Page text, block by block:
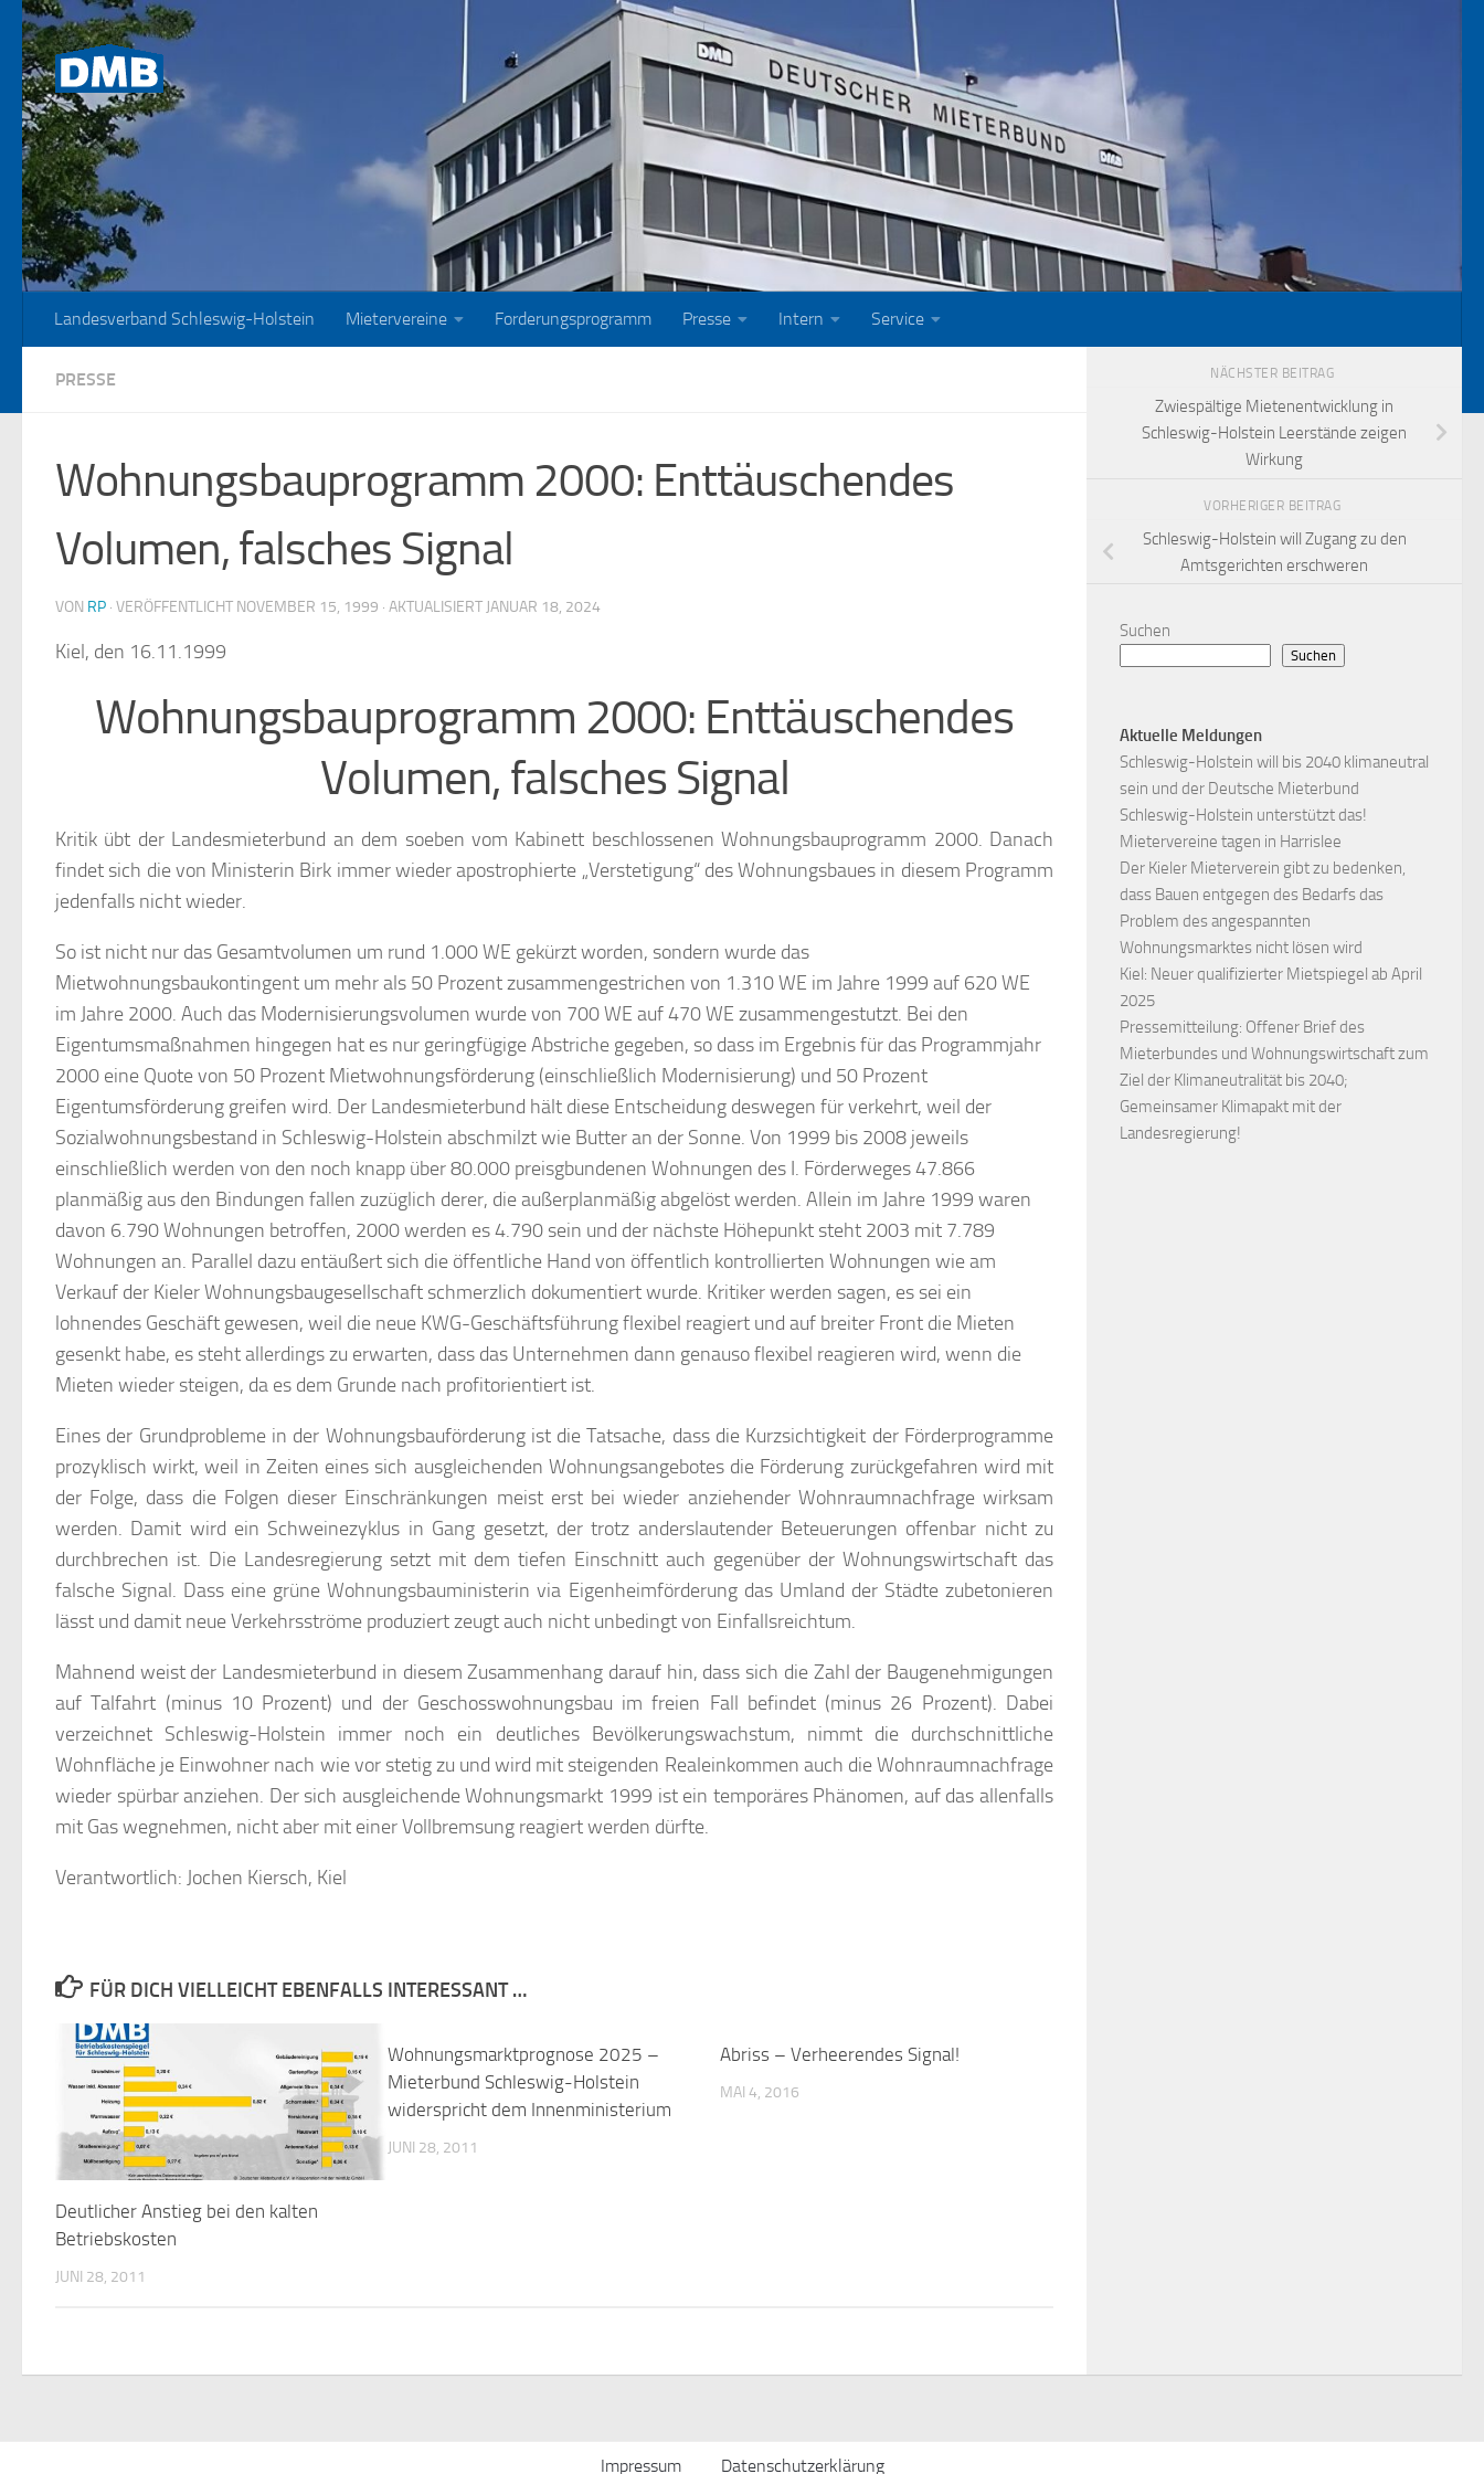
Zum Inhalt springen
Landesverband Schleswig-Holstein Mietervereine Forderungsprogramm Presse Intern Service
PRESSE
Wohnungsbauprogramm 2000: Enttäuschendes
Volumen, falsches Signal
VON RP · VERÖFFENTLICHT NOVEMBER 15, 1999 · AKTUALISIERT JANUAR 18, 2024
Kiel, den 16.11.1999
Wohnungsbauprogramm 2000: Enttäuschendes
Volumen, falsches Signal
Kritik übt der Landesmieterbund an dem soeben vom Kabinett beschlossenen Wohnungsbauprogramm 2000. Danach
findet sich die von Ministerin Birk immer wieder apostrophierte „Verstetigung“ des Wohnungsbaues in diesem Programm
jedenfalls nicht wieder.
So ist nicht nur das Gesamtvolumen um rund 1.000 WE gekürzt worden, sondern wurde das
Mietwohnungsbaukontingent um mehr als 50 Prozent zusammengestrichen von 1.310 WE im Jahre 1999 auf 620 WE
im Jahre 2000. Auch das Modernisierungsvolumen wurde von 700 WE auf 470 WE zusammengestutzt. Bei den
Eigentumsmaßnahmen hingegen hat es nur geringfügige Abstriche gegeben, so dass im Ergebnis für das Programmjahr
2000 eine Quote von 50 Prozent Mietwohnungsförderung (einschließlich Modernisierung) und 50 Prozent
Eigentumsförderung greifen wird. Der Landesmieterbund hält diese Entscheidung deswegen für verkehrt, weil der
Sozialwohnungsbestand in Schleswig-Holstein abschmilzt wie Butter an der Sonne. Von 1999 bis 2008 jeweils
einschließlich werden von den noch knapp über 80.000 preisgbundenen Wohnungen des I. Förderweges 47.866
planmäßig aus den Bindungen fallen zuzüglich derer, die außerplanmäßig abgelöst werden. Allein im Jahre 1999 waren
davon 6.790 Wohnungen betroffen, 2000 werden es 4.790 sein und der nächste Höhepunkt steht 2003 mit 7.789
Wohnungen an. Parallel dazu entäußert sich die öffentliche Hand von öffentlich kontrollierten Wohnungen wie am
Verkauf der Kieler Wohnungsbaugesellschaft schmerzlich dokumentiert wurde. Kritiker werden sagen, es sei ein
lohnendes Geschäft gewesen, weil die neue KWG-Geschäftsführung flexibel reagiert und auf breiter Front die Mieten
gesenkt habe, es steht allerdings zu erwarten, dass das Unternehmen dann genauso flexibel reagieren wird, wenn die
Mieten wieder steigen, da es dem Grunde nach profitorientiert ist.
Eines der Grundprobleme in der Wohnungsbauförderung ist die Tatsache, dass die Kurzsichtigkeit der Förderprogramme
prozyklisch wirkt, weil in Zeiten eines sich ausgleichenden Wohnungsangebotes die Förderung zurückgefahren wird mit
der Folge, dass die Folgen dieser Einschränkungen meist erst bei wieder anziehender Wohnraumnachfrage wirksam
werden. Damit wird ein Schweinezyklus in Gang gesetzt, der trotz anderslautender Beteuerungen offenbar nicht zu
durchbrechen ist. Die Landesregierung setzt mit dem tiefen Einschnitt auch gegenüber der Wohnungswirtschaft das
falsche Signal. Dass eine grüne Wohnungsbauministerin via Eigenheimförderung das Umland der Städte zubetonieren
lässt und damit neue Verkehrsströme produziert zeugt auch nicht unbedingt von Einfallsreichtum.
Mahnend weist der Landesmieterbund in diesem Zusammenhang darauf hin, dass sich die Zahl der Baugenehmigungen
auf Talfahrt (minus 10 Prozent) und der Geschosswohnungsbau im freien Fall befindet (minus 26 Prozent). Dabei
verzeichnet Schleswig-Holstein immer noch ein deutliches Bevölkerungswachstum, nimmt die durchschnittliche
Wohnfläche je Einwohner nach wie vor stetig zu und wird mit steigenden Realeinkommen auch die Wohnraumnachfrage
wieder spürbar anziehen. Der sich ausgleichende Wohnungsmarkt 1999 ist ein temporäres Phänomen, auf das allenfalls
mit Gas wegnehmen, nicht aber mit einer Vollbremsung reagiert werden dürfte.
Verantwortlich: Jochen Kiersch, Kiel
FÜR DICH VIELLEICHT EBENFALLS INTERESSANT …
Deutlicher Anstieg bei den kalten
Betriebskosten
JUNI 28, 2011
Wohnungsmarktprognose 2025 –
Mieterbund Schleswig-Holstein
widerspricht dem Innenministerium
JUNI 28, 2011
Abriss – Verheerendes Signal!
MAI 4, 2016
NÄCHSTER BEITRAG
Zwiespältige Mietenentwicklung in
Schleswig-Holstein Leerstände zeigen
Wirkung
VORHERIGER BEITRAG
Schleswig-Holstein will Zugang zu den
Amtsgerichten erschweren
Suchen
Suchen
Aktuelle Meldungen
Schleswig-Holstein will bis 2040 klimaneutral
sein und der Deutsche Mieterbund
Schleswig-Holstein unterstützt das!
Mietervereine tagen in Harrislee
Der Kieler Mieterverein gibt zu bedenken,
dass Bauen entgegen des Bedarfs das
Problem des angespannten
Wohnungsmarktes nicht lösen wird
Kiel: Neuer qualifizierter Mietspiegel ab April
2025
Pressemitteilung: Offener Brief des
Mieterbundes und Wohnungswirtschaft zum
Ziel der Klimaneutralität bis 2040;
Gemeinsamer Klimapakt mit der
Landesregierung!
Impressum Datenschutzerklärung